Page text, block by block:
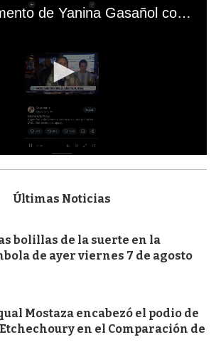
El mal momento de Yanina Gasañol con un hincha argentino en "Subrayado"
Últimas Noticias
bolillas de la suerte en la
de ayer viernes 7 de agosto
Mostaza encabezó el podio de
en el Comparación de